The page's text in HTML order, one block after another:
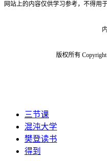
网站上的内容仅供学习参考，不得用
版权所有
三节课
混沌大学
樊登读书
得到